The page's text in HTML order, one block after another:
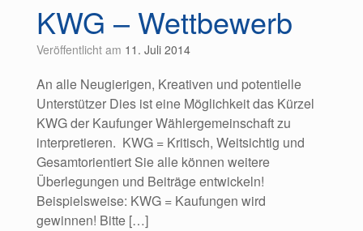
KWG – Wettbewerb
Veröffentlicht am 11. Juli 2014
An alle Neugierigen, Kreativen und potentielle
Unterstützer Dies ist eine Möglichkeit das Kürzel
KWG der Kaufunger Wählergemeinschaft zu
interpretieren. KWG = Kritisch, Weitsichtig und
Gesamtorientiert Sie alle können weitere
Überlegungen und Beiträge entwickeln!
Beispielsweise: KWG = Kaufungen wird
gewinnen! Bitte […]